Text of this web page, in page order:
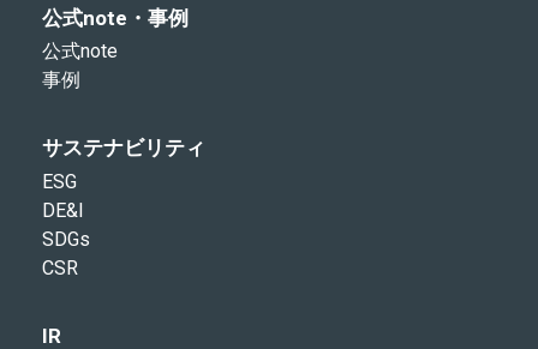
公式note・事例
公式note
事例
サステナビリティ
ESG
DE&I
SDGs
CSR
IR